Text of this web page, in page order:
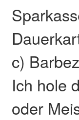
c)
Ich hole
oder